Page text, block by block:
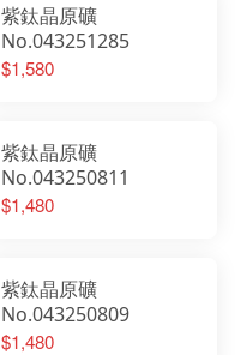
紫鈦晶原礦
No.043251285
$1,580
紫鈦晶原礦
No.043250811
$1,480
紫鈦晶原礦
No.043250809
$1,480